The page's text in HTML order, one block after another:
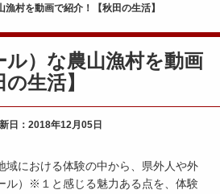
村を動画で紹介！【秋田の生活】
ル）な農山漁村を動画
生活】
日： 2018年12月05日
域における体験の中から、県外人や外
ル）※１と感じる魅力ある点を、体験